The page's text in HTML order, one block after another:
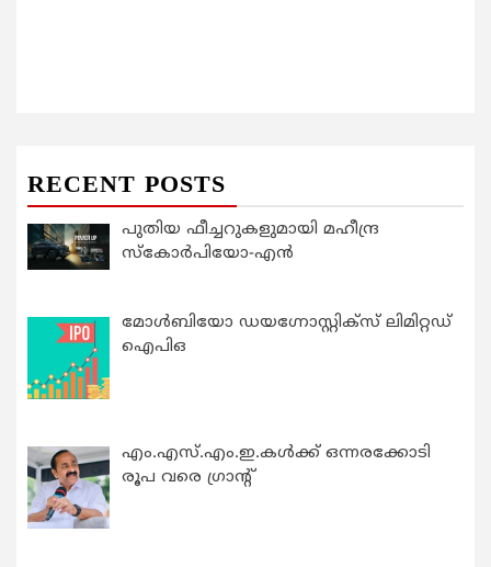
RECENT POSTS
പുതിയ ഫീച്ചറുകളുമായി മഹീന്ദ്ര
സ്കോർപിയോ-എൻ
മോൾബിയോ ഡയഗ്നോസ്റ്റിക്സ് ലിമിറ്റഡ്
ഐപിഒ
എം.എസ്.എം.ഇ.കൾക്ക് ഒന്നരക്കോടി
രൂപ വരെ ഗ്രാന്റ്